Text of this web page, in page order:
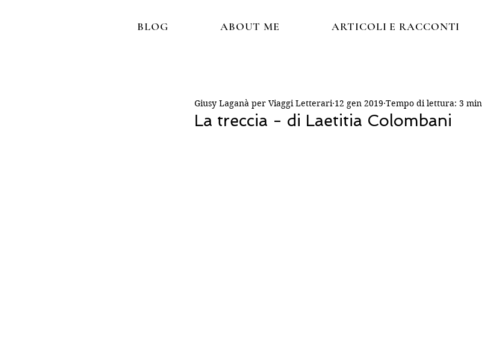
BLOG ABOUT ME ARTICOLI E RACCONTI
La treccia - di Laetitia Colombani
Giusy Laganà per Viaggi Letterari 12 gen 2019 Tempo di lettura: 3 min